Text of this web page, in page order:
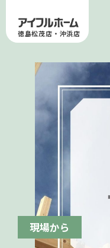
徳島松茂店・沖浜店
現場から